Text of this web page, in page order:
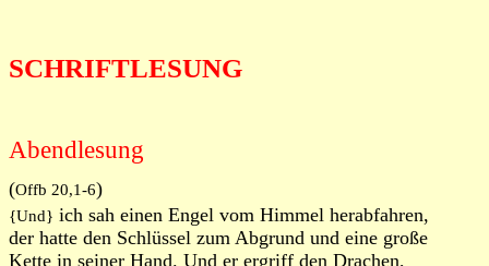
SCHRIFTLESUNG
Abendlesung
(Offb 20,1-6)
{Und} ich sah einen Engel vom Himmel herabfahren,
der hatte den Schlüssel zum Abgrund und eine große
Kette in seiner Hand. Und er ergriff den Drachen,